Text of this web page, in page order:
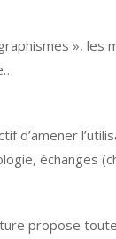
», les
d’amener
échanges
propose